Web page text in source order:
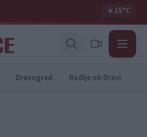
☀️15°C
Dravograd Radlje ob Dravi